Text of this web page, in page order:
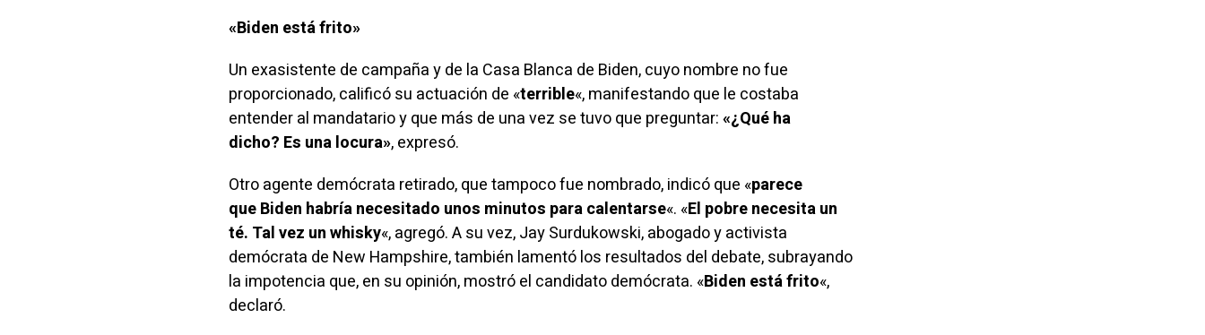
«Biden está frito»
Un exasistente de campaña y de la Casa Blanca de Biden, cuyo nombre no fue
proporcionado,calificósu actuación de «terrible«, manifestando que le costaba
entender al mandatario y que más de una vez se tuvo que preguntar:«¿Qué ha
dicho? Es una locura», expresó.
Otro agente demócrata retirado, que tampoco fue nombrado, indicó que «parece
que Biden habría necesitado unos minutos para calentarse«. «El pobre necesita un
té. Tal vez un whisky«, agregó. A su vez, Jay Surdukowski, abogado y activista
demócrata de New Hampshire, también lamentó los resultados del debate, subrayando
la impotencia que, en su opinión, mostró el candidato demócrata. «Biden está frito«,
declaró.